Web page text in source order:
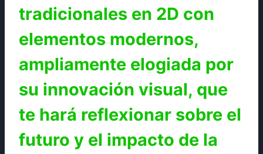
tradicionales en 2D con
elementos modernos,
ampliamente elogiada por
su innovación visual, que
te hará reflexionar sobre el
futuro y el impacto de la